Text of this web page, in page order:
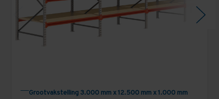
Grootvakstelling 3.000 mm x 12.500 mm x 1.000 mm